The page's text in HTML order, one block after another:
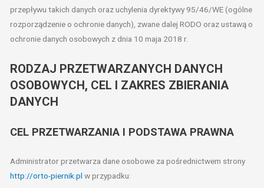
przepływu takich danych oraz uchylenia dyrektywy 95/46/WE (ogólne
rozporządzenie o ochronie danych), zwane dalej RODO oraz ustawą o
ochronie danych osobowych z dnia 10 maja 2018 r.
RODZAJ PRZETWARZANYCH DANYCH
OSOBOWYCH, CEL I ZAKRES ZBIERANIA
DANYCH
CEL PRZETWARZANIA I PODSTAWA PRAWNA
Administrator przetwarza dane osobowe za pośrednictwem strony
http://orto-piernik.pl w przypadku: